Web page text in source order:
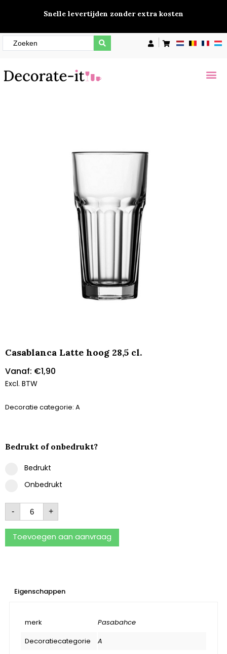
Snelle levertijden zonder extra kosten
Casablanca Latte hoog 28,5 cl.
Vanaf: €1,90
Excl. BTW
Decoratie categorie: A
Bedrukt of onbedrukt?
Bedrukt
Onbedrukt
- +
Toevoegen aan aanvraag
Eigenschappen
merk
Pasabahce
Decoratiecategorie
A